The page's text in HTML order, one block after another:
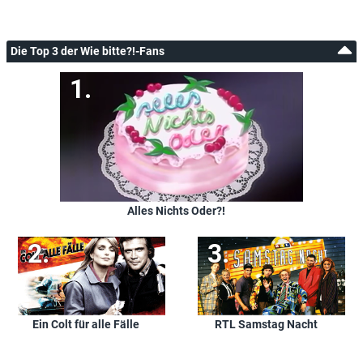
Die Top 3 der Wie bitte?!-Fans
Alles Nichts Oder?!
Ein Colt für alle Fälle RTL Samstag Nacht